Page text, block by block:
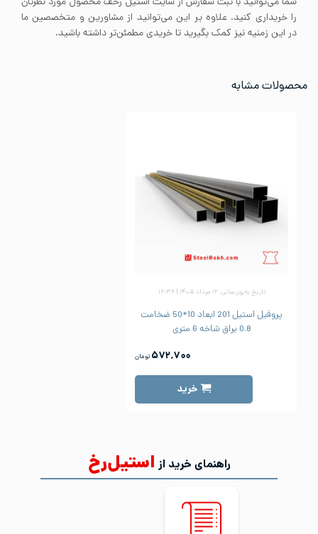
را خریداری کنید. علاوه بر این می‌توانید از مشاورین و متخصصین ما
در این زمنیه نیز کمک بگیرید تا خریدی مطمئن‌تر داشته باشید.
محصولات مشابه
تاریخ به‌روزرسانی: ۱۲ مرداد ۱۴۰۵ | ۱۶:۳۶
پروفیل استیل 201 ابعاد 10*50 ضخامت
0.8 براق شاخه 6 متری
۵۷۲,۷۰۰ تومان
خرید
راهنمای خرید از استیل‌رخ